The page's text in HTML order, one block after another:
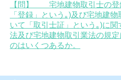
【問】 宅地建物取引士の登
「登録」という｡)及び宅地建
いて「取引士証」という｡)に
法及び宅地建物取引業法の規
のはいくつあるか。